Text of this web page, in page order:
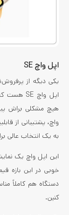
اپل واچ SE
یکی دیگه از
هیچ مشکلی براش
به یک انتخاب عالی
دستگاه هم کاملاً
کنین.